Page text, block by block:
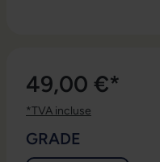
49,00 €*
*TVA incluse
SÉLECTIONNEZ
GRADE